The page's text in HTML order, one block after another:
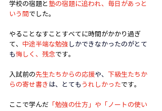
学校の宿題と 塾の宿題に追われ、毎日があっと
いう間 でした。
やることなすことすべてに時間がかかり過ぎ
て、 中途半端な勉強 しかできなかったのがとて
も悔しく、残念です。
入試前の先生たちからの応援や、 下級生たちか
らの寄せ書き は、とても うれしかったです。
ここで学んだ 「勉強の仕方」や「ノートの使い